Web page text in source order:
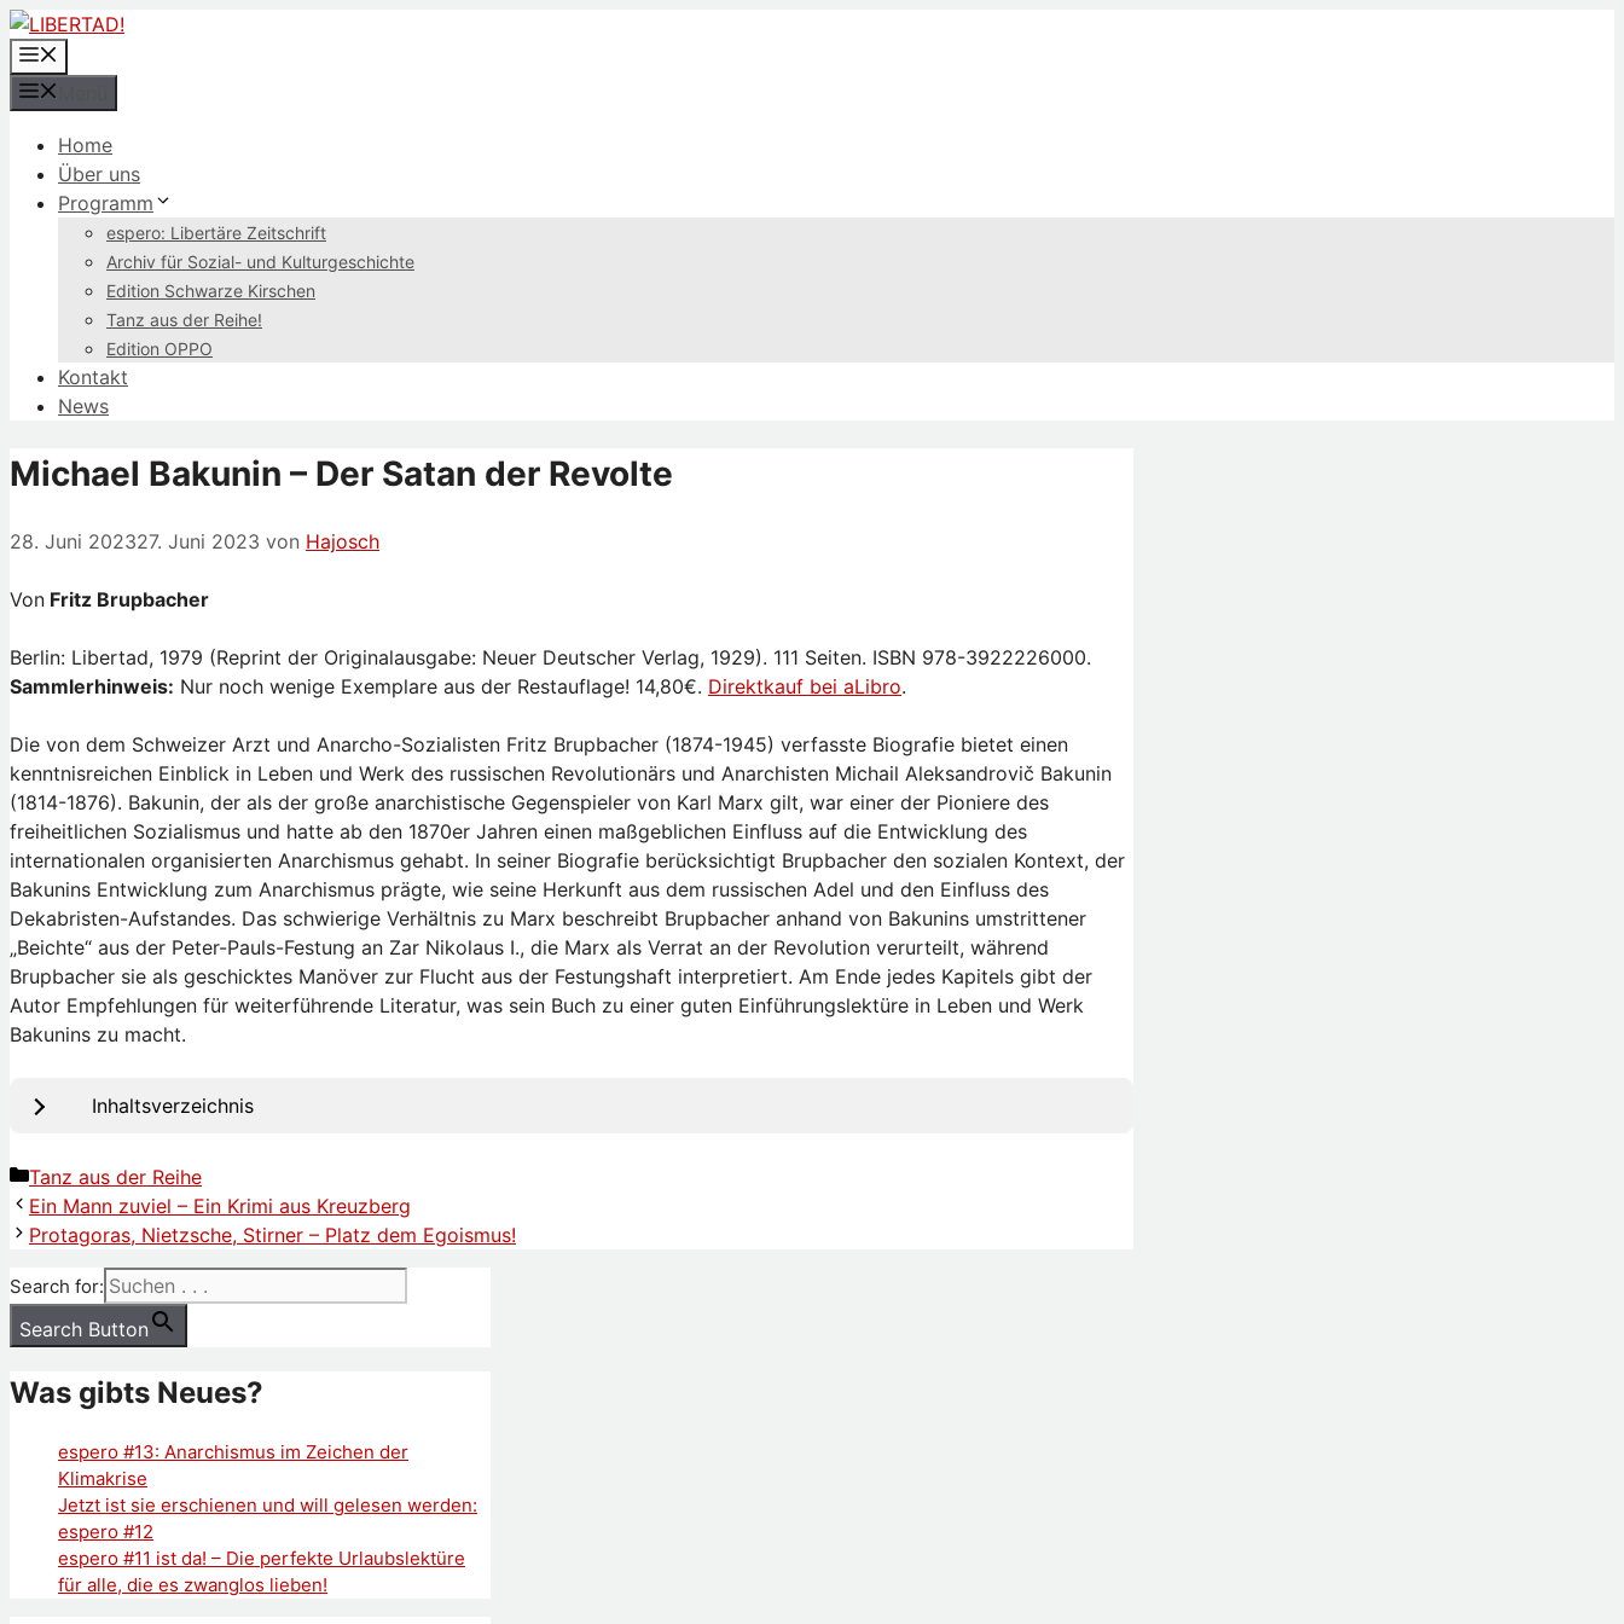
Zum
Inhalt
springen
Home
Über uns
Programm
espero: Libertäre Zeitschrift
Archiv für Sozial- und Kulturgeschichte
Edition Schwarze Kirschen
Tanz aus der Reihe!
Edition OPPO
Kontakt
News
Michael Bakunin – Der Satan der Revolte
28. Juni 202327. Juni 2023 von Hajosch
Von Fritz Brupbacher
Berlin: Libertad, 1979 (Reprint der Originalausgabe: Neuer Deutscher Verlag, 1929). 111 Seiten. ISBN 978-3922226000.
Sammlerhinweis: Nur noch wenige Exemplare aus der Restauflage! 14,80€. Direktkauf bei aLibro.
Die von dem Schweizer Arzt und Anarcho-Sozialisten Fritz Brupbacher (1874-1945) verfasste Biografie bietet einen
kenntnisreichen Einblick in Leben und Werk des russischen Revolutionärs und Anarchisten Michail Aleksandrovič Bakunin
(1814-1876). Bakunin, der als der große anarchistische Gegenspieler von Karl Marx gilt, war einer der Pioniere des
freiheitlichen Sozialismus und hatte ab den 1870er Jahren einen maßgeblichen Einfluss auf die Entwicklung des
internationalen organisierten Anarchismus gehabt. In seiner Biografie berücksichtigt Brupbacher den sozialen Kontext, der
Bakunins Entwicklung zum Anarchismus prägte, wie seine Herkunft aus dem russischen Adel und den Einfluss des
Dekabristen-Aufstandes. Das schwierige Verhältnis zu Marx beschreibt Brupbacher anhand von Bakunins umstrittener
„Beichte“ aus der Peter-Pauls-Festung an Zar Nikolaus I., die Marx als Verrat an der Revolution verurteilt, während
Brupbacher sie als geschicktes Manöver zur Flucht aus der Festungshaft interpretiert. Am Ende jedes Kapitels gibt der
Autor Empfehlungen für weiterführende Literatur, was sein Buch zu einer guten Einführungslektüre in Leben und Werk
Bakunins zu macht.
Inhaltsverzeichnis
Kategorien
Tanz aus der Reihe
Ein Mann zuviel – Ein Krimi aus Kreuzberg
Protagoras, Nietzsche, Stirner – Platz dem Egoismus!
Search for:
Search Button
Was gibts Neues?
espero #13: Anarchismus im Zeichen der
Klimakrise
Jetzt ist sie erschienen und will gelesen werden:
espero #12
espero #11 ist da! – Die perfekte Urlaubslektüre
für alle, die es zwanglos lieben!